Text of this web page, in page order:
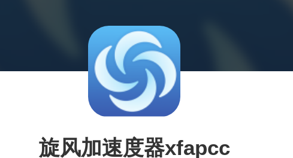
旋风加速度器xfapcc